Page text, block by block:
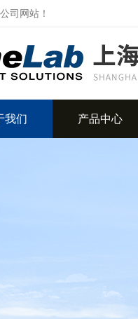
司网站！
我们 产品中心